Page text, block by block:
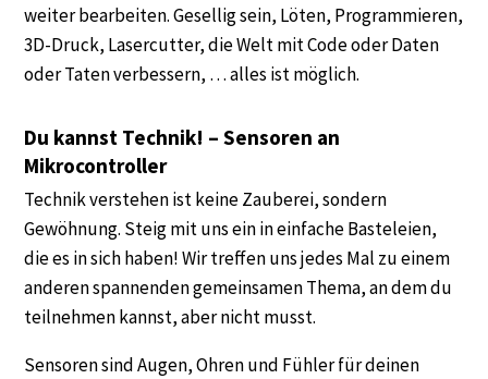
weiter bearbeiten. Gesellig sein, Löten, Programmieren,
3D-Druck, Lasercutter, die Welt mit Code oder Daten
oder Taten verbessern, … alles ist möglich.
Du kannst Technik! – Sensoren an
Mikrocontroller
Technik verstehen ist keine Zauberei, sondern
Gewöhnung. Steig mit uns ein in einfache Basteleien,
die es in sich haben! Wir treffen uns jedes Mal zu einem
anderen spannenden gemeinsamen Thema, an dem du
teilnehmen kannst, aber nicht musst.
Sensoren sind Augen, Ohren und Fühler für deinen